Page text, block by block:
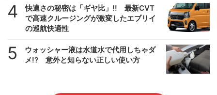
4
快適さの秘密は「ギヤ比」!! 最新CVT
で高速クルージングが激変したエブリイ
の巡航快適性
5
ウォッシャー液は水道水で代用しちゃダ
メ!? 意外と知らない正しい使い方